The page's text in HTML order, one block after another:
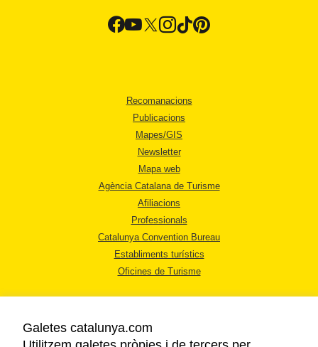
Recomanacions
Publicacions
Mapes/GIS
Newsletter
Mapa web
Agència Catalana de Turisme
Afiliacions
Professionals
Catalunya Convention Bureau
Establiments turístics
Oficines de Turisme
Galetes catalunya.com